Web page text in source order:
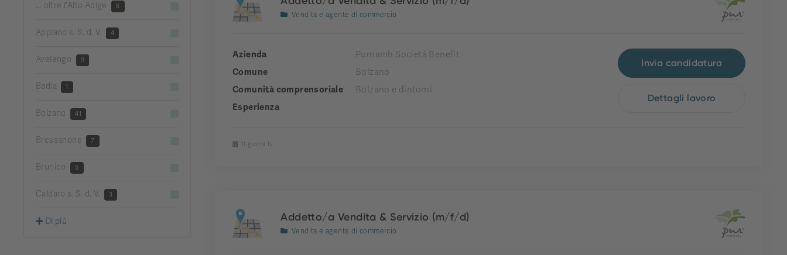
... oltre l'Alto Adige 8
Appiano s. S. d. V. 4
Avelengo 9
Badia 1
Bolzano 41
Bressanone 7
Brunico 5
Caldaro s. S. d. V. 3
Di più
Vendita e agente di commercio
Azienda
Purnamh Società Benefit
Comune
Bolzano
Comunità comprensoriale
Bolzano e dintorni
Esperienza
Invia candidatura
Dettagli lavoro
11 giorni fa
Addetto/a Vendita & Servizio (m/f/d)
Vendita e agente di commercio